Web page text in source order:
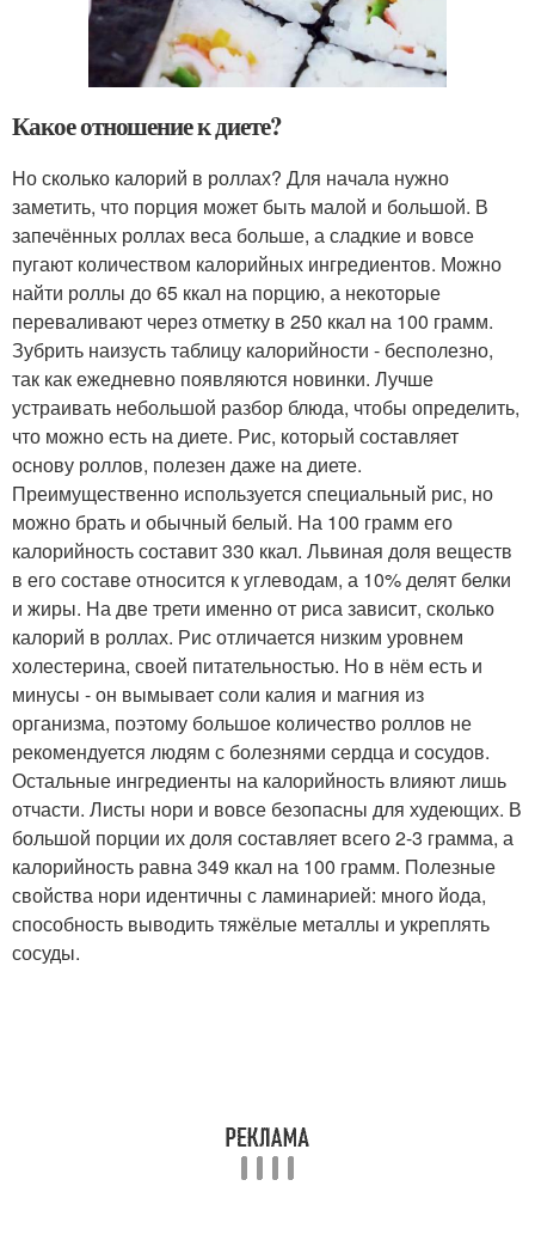
Какое отношение к диете?
Но сколько калорий в роллах? Для начала нужно
заметить, что порция может быть малой и большой. В
запечённых роллах веса больше, а сладкие и вовсе
пугают количеством калорийных ингредиентов. Можно
найти роллы до 65 ккал на порцию, а некоторые
переваливают через отметку в 250 ккал на 100 грамм.
Зубрить наизусть таблицу калорийности - бесполезно,
так как ежедневно появляются новинки. Лучше
устраивать небольшой разбор блюда, чтобы определить,
что можно есть на диете. Рис, который составляет
основу роллов, полезен даже на диете.
Преимущественно используется специальный рис, но
можно брать и обычный белый. На 100 грамм его
калорийность составит 330 ккал. Львиная доля веществ
в его составе относится к углеводам, а 10% делят белки
и жиры. На две трети именно от риса зависит, сколько
калорий в роллах. Рис отличается низким уровнем
холестерина, своей питательностью. Но в нём есть и
минусы - он вымывает соли калия и магния из
организма, поэтому большое количество роллов не
рекомендуется людям с болезнями сердца и сосудов.
Остальные ингредиенты на калорийность влияют лишь
отчасти. Листы нори и вовсе безопасны для худеющих. В
большой порции их доля составляет всего 2-3 грамма, а
калорийность равна 349 ккал на 100 грамм. Полезные
свойства нори идентичны с ламинарией: много йода,
способность выводить тяжёлые металлы и укреплять
сосуды.